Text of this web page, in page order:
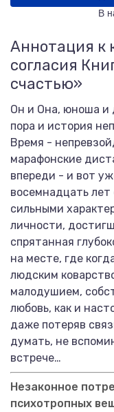
В
Аннотация к
согласия
счастью»
Он и Она, юноша и
пора и история
Время -
марафонские
впереди - и вот
восемнадцать
сильными
личности,
спрятанная
на месте, где
людским
малодушием,
любовь, как и
даже потеряв
думать, не
встрече…
Незаконное
психотропных